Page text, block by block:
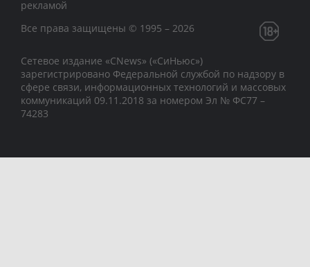
рекламой
Все права защищены © 1995 – 2026
Сетевое издание «CNews» («СиНьюс»)
зарегистрировано Федеральной службой по надзору в
сфере связи, информационных технологий и массовых
коммуникаций 09.11.2018 за номером Эл № ФС77 –
74283